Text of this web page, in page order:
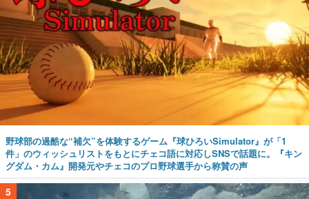
野球部の過酷な“補欠”を体験するゲーム『球ひろいSimulator』が「1
件」のウィッシュリストをもとにチェコ語に対応しSNSで話題に。『キン
グダム・カム』開発元やチェコのプロ野球選手から称賛の声
5